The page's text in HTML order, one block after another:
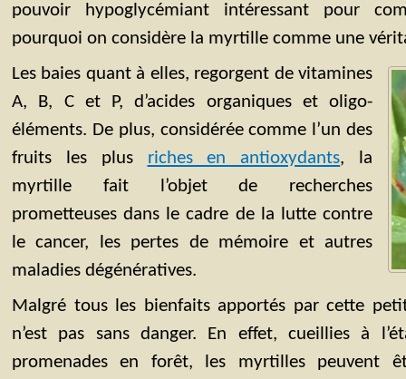
pouvoir hypoglycémiant intéressant pour
pourquoi on considère la myrtille comme une
Les baies quant à elles, regorgent de vitamines
A, B, C et P, d’acides organiques et oligo-
éléments. De plus, considérée comme l’un des
fruits les plus riches en antioxydants, la
myrtille fait l’objet de recherches
prometteuses dans le cadre de la lutte contre
le cancer, les pertes de mémoire et autres
maladies dégénératives.
Malgré tous les bienfaits apportés par cette
n’est pas sans danger. En effet, cueillies à
promenades en forêt, les myrtilles peuvent